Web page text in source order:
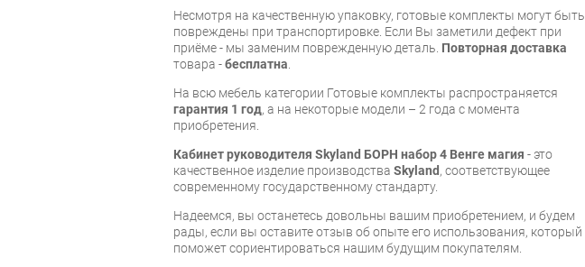
Несмотря на качественную упаковку, готовые комплекты могут быть
повреждены при транспортировке. Если Вы заметили дефект при
приёме - мы заменим поврежденную деталь. Повторная доставка
товара -бесплатна.
На всю мебель категории Готовые комплекты распространяется
гарантия 1 год, а на некоторые модели – 2 года с момента
приобретения.
Кабинет руководителя Skyland БОРН набор 4 Венге магия - это
качественное изделие производства Skyland, соответствующее
современному государственному стандарту.
Надеемся, вы останетесь довольны вашим приобретением, и будем
рады, если вы оставите отзыв об опыте его использования, который
поможет сориентироваться нашим будущим покупателям.